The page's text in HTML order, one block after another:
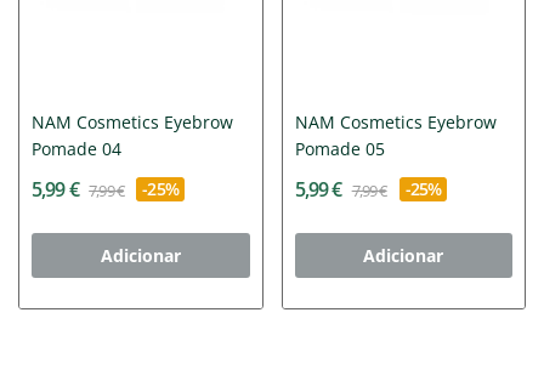
NAM Cosmetics Eyebrow
Pomade 04
5,99 € 7,99 € -25%
Adicionar
NAM Cosmetics Eyebrow
Pomade 05
5,99 € 7,99 € -25%
Adicionar